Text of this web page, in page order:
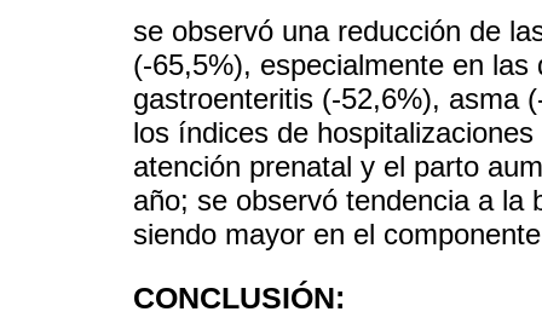
se observó una reducción de
(-65,5%), especialmente en
gastroenteritis (-52,6%), asma
los índices de
atención prenatal y el parto
año; se observó tendencia a la
siendo mayor en el
CONCLUSIÓN: